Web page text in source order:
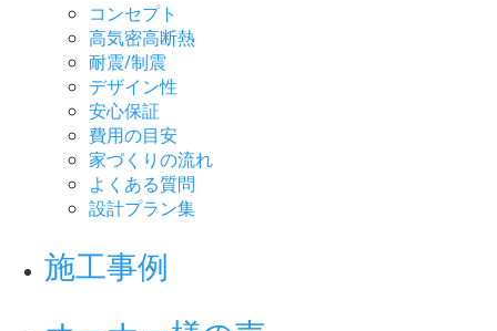
コンセプト
高気密高断熱
耐震/制震
デザイン性
安心保証
費用の目安
家づくりの流れ
よくある質問
設計プラン集
施工事例